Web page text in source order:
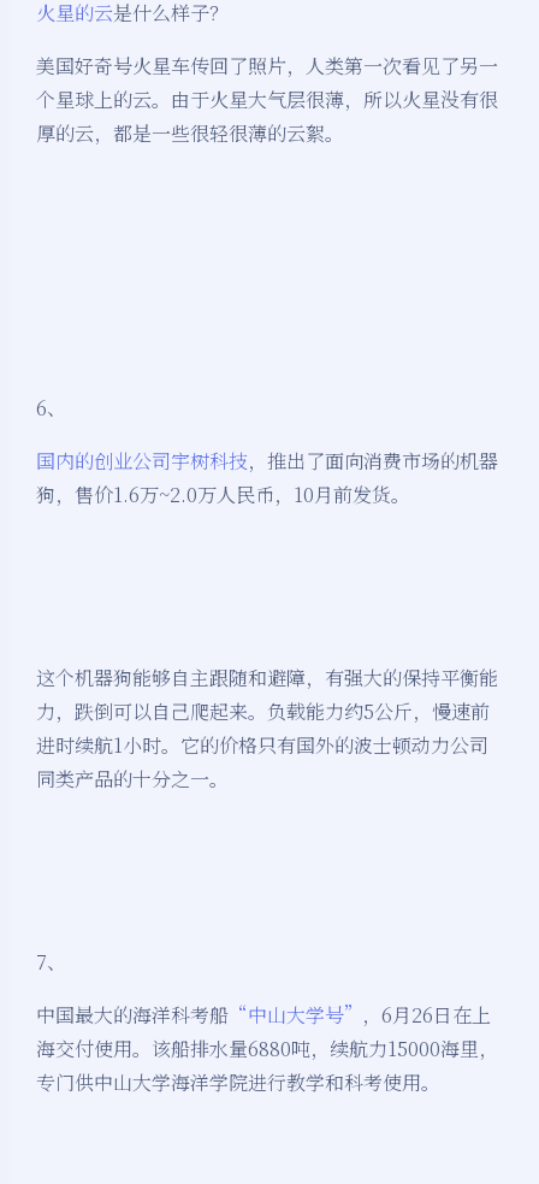
火星的云是什么样子？
美国好奇号火星车传回了照片，人类第一次看见了另一
个星球上的云。由于火星大气层很薄，所以火星没有很
厚的云，都是一些很轻很薄的云絮。
6、
国内的创业公司宇树科技，推出了面向消费市场的机器
狗，售价1.6万~2.0万人民币，10月前发货。
这个机器狗能够自主跟随和避障，有强大的保持平衡能
力，跌倒可以自己爬起来。负载能力约5公斤，慢速前
进时续航1小时。它的价格只有国外的波士顿动力公司
同类产品的十分之一。
7、
中国最大的海洋科考船 “中山大学号” ，6月26日在上
海交付使用。该船排水量6880吨，续航力15000海里，
专门供中山大学海洋学院进行教学和科考使用。